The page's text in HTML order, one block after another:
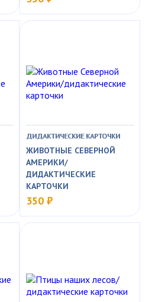
ДИДАКТИЧЕСКИЕ КАРТОЧКИ
ЖИВОТНЫЕ СЕВЕРНОЙ
АМЕРИКИ/
ДИДАКТИЧЕСКИЕ
КАРТОЧКИ
350 ₽